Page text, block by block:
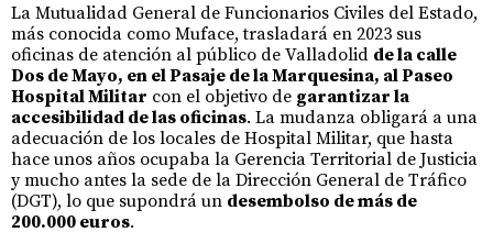
La Mutualidad General de Funcionarios Civiles del Estado,
más conocida como Muface, trasladará en 2023 sus
oficinas de atención al público de Valladolid de la calle
Dos de Mayo, en el Pasaje de la Marquesina, al Paseo
Hospital Militar con el objetivo de garantizar la
accesibilidad de las oficinas. La mudanza obligará a una
adecuación de los locales de Hospital Militar, que hasta
hace unos años ocupaba la Gerencia Territorial de Justicia
y mucho antes la sede de la Dirección General de Tráfico
(DGT), lo que supondrá un desembolso de más de
200.000 euros.